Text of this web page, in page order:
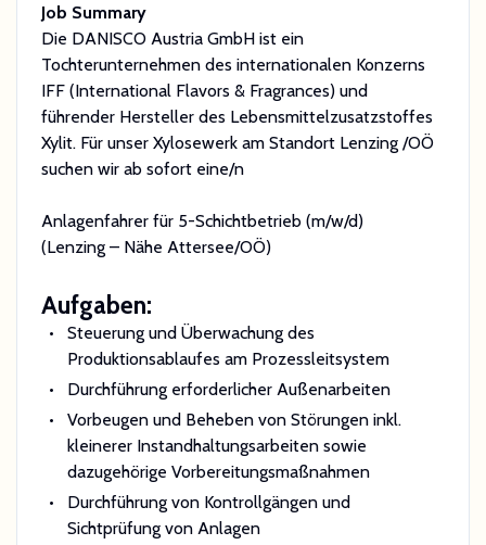
Job Summary
Die DANISCO Austria GmbH ist ein
Tochterunternehmen des internationalen Konzerns
IFF (International Flavors & Fragrances) und
führender Hersteller des Lebensmittelzusatzstoffes
Xylit. Für unser Xylosewerk am Standort Lenzing /OÖ
suchen wir ab sofort eine/n
Anlagenfahrer für 5-Schichtbetrieb (m/w/d)
(Lenzing – Nähe Attersee/OÖ)
Aufgaben:
Steuerung und Überwachung des
Produktionsablaufes am Prozessleitsystem
Durchführung erforderlicher Außenarbeiten
Vorbeugen und Beheben von Störungen inkl.
kleinerer Instandhaltungsarbeiten sowie
dazugehörige Vorbereitungsmaßnahmen
Durchführung von Kontrollgängen und
Sichtprüfung von Anlagen